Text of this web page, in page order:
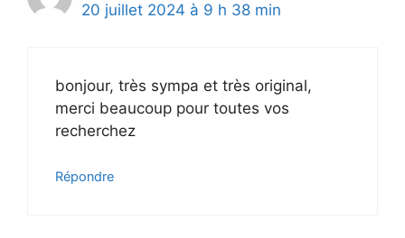
20 juillet 2024 à 9 h 38 min
bonjour, très sympa et très original,
merci beaucoup pour toutes vos
recherchez
Répondre